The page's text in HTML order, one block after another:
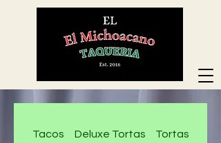
Tacos Deluxe Tortas Tortas